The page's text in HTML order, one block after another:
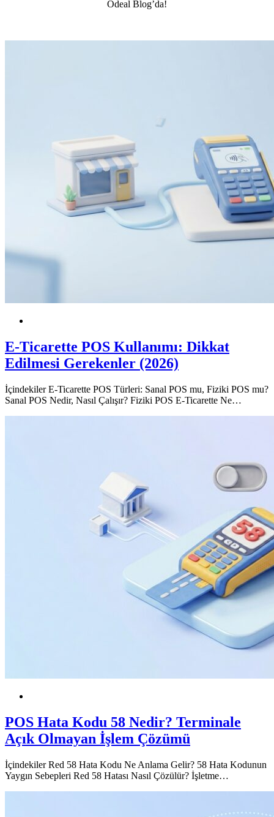
Ödeal Blog’da!
E-Ticarette POS Kullanımı: Dikkat
Edilmesi Gerekenler (2026)
İçindekiler E-Ticarette POS Türleri: Sanal POS mu, Fiziki POS mu?
Sanal POS Nedir, Nasıl Çalışır? Fiziki POS E-Ticarette Ne…
POS Hata Kodu 58 Nedir? Terminale
Açık Olmayan İşlem Çözümü
İçindekiler Red 58 Hata Kodu Ne Anlama Gelir? 58 Hata Kodunun
Yaygın Sebepleri Red 58 Hatası Nasıl Çözülür? İşletme…